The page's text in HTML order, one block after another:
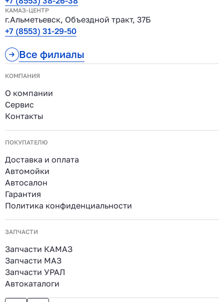
КАМАЗ-ЦЕНТР
г.Альметьевск, Объездной тракт, 37Б
+7 (8553) 31-29-50
Все филиалы
КОМПАНИЯ
О компании
Сервис
Контакты
ПОКУПАТЕЛЮ
Доставка и оплата
Автомойки
Автосалон
Гарантия
Политика конфиденциальности
ЗАПЧАСТИ
Запчасти КАМАЗ
Запчасти МАЗ
Запчасти УРАЛ
Автокаталоги